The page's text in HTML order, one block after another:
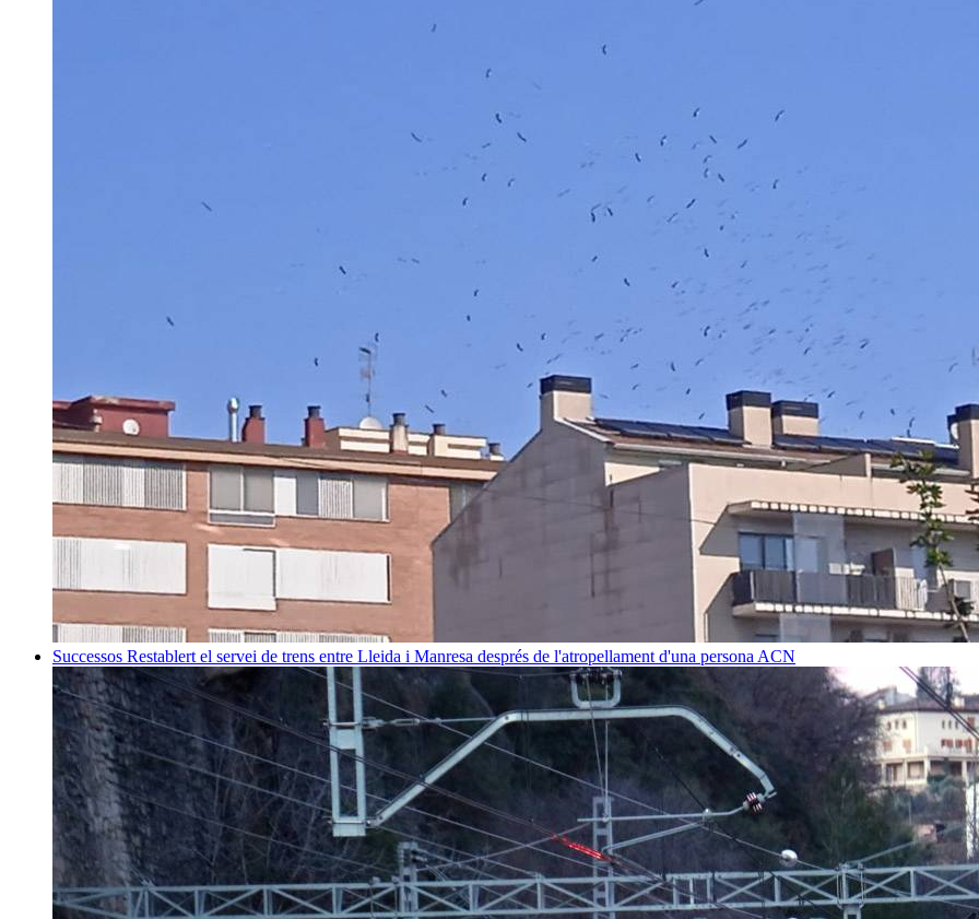
Successos Restablert el servei de trens entre Lleida i Manresa després de l'atropellament d'una persona ACN